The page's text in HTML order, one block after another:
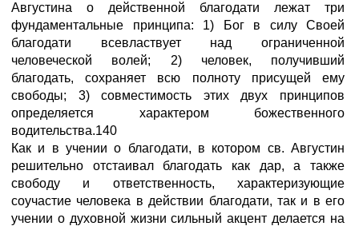
Августина о действенной благодати лежат три
фундаментальные принципа: 1) Бог в силу Своей
благодати всевластвует над ограниченной
человеческой волей; 2) человек, получивший
благодать, сохраняет всю полноту присущей ему
свободы; 3) совместимость этих двух принципов
определяется характером божественного
водительства.140
Как и в учении о благодати, в котором св. Августин
решительно отстаивал благодать как дар, а также
свободу и ответственность, характеризующие
соучастие человека в действии благодати, так и в его
учении о духовной жизни сильный акцент делается на